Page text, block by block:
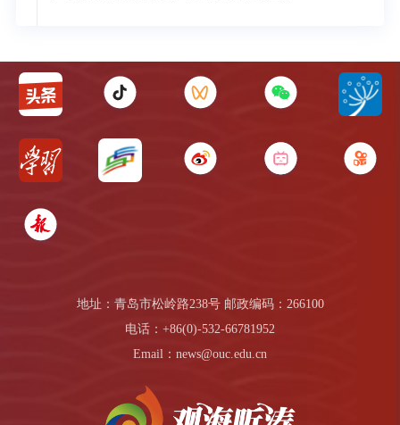
地址：青岛市松岭路238号 邮政编码：266100
电话：+86(0)-532-66781952
Email：news@ouc.edu.cn